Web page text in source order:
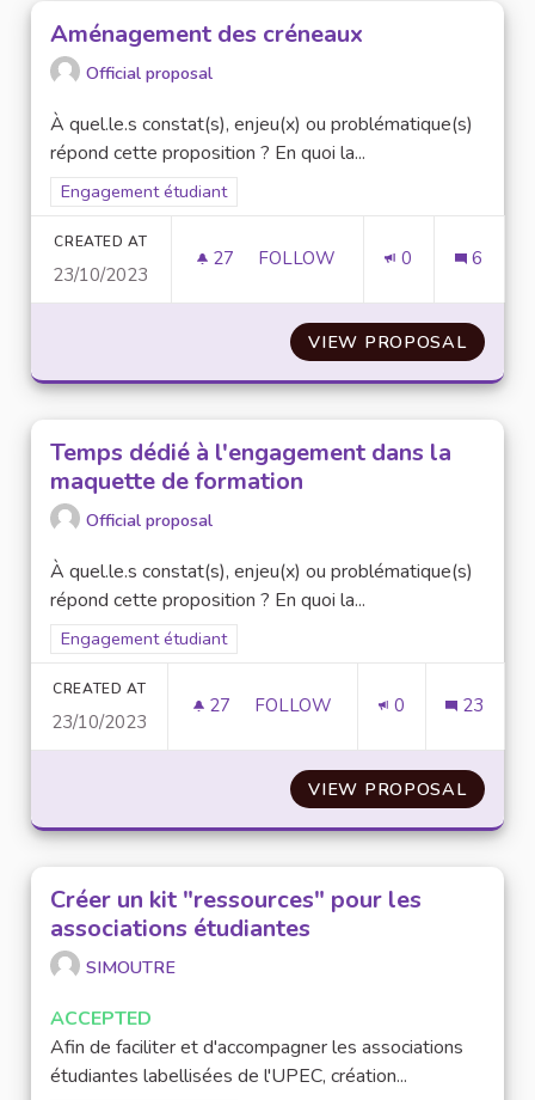
Aménagement des créneaux
Official proposal
À quel.le.s constat(s), enjeu(x) ou problématique(s)
répond cette proposition ? En quoi la...
Filter results for scope: Engagement étudiant
Engagement étudiant
CREATED AT
23/10/2023
27 27 FOLLOWERS
FOLLOW 0 6
VIEW PROPOSAL
Temps dédié à l'engagement dans la
maquette de formation
Official proposal
À quel.le.s constat(s), enjeu(x) ou problématique(s)
répond cette proposition ? En quoi la...
Filter results for scope: Engagement étudiant
Engagement étudiant
CREATED AT
23/10/2023
27 27 FOLLOWERS
FOLLOW 0 23
VIEW PROPOSAL
Créer un kit "ressources" pour les
associations étudiantes
SIMOUTRE
ACCEPTED
Afin de faciliter et d'accompagner les associations
étudiantes labellisées de l'UPEC, création...